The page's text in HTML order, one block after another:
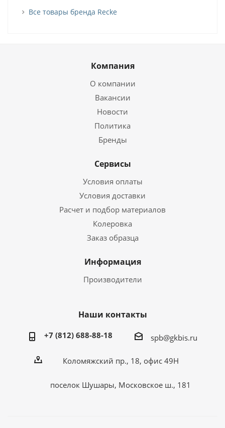
Все товары бренда Recke
Компания
О компании
Вакансии
Новости
Политика
Бренды
Сервисы
Условия оплаты
Условия доставки
Расчет и подбор материалов
Колеровка
Заказ образца
Информация
Производители
Наши контакты
+7 (812) 688-88-18 spb@gkbis.ru
Коломяжский пр., 18, офис 49Н
поселок Шушары, Московское ш., 181